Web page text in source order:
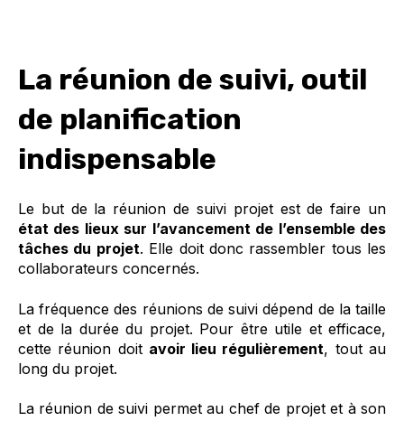
La réunion de suivi, outil
de planification
indispensable
Le but de la réunion de suivi projet est de faire un
état des lieux sur l’avancement de l’ensemble des
tâches du projet. Elle doit donc rassembler tous les
collaborateurs concernés.
La fréquence des réunions de suivi dépend de la taille
et de la durée du projet. Pour être utile et efficace,
cette réunion doit avoir lieu régulièrement, tout au
long du projet.
La réunion de suivi permet au chef de projet et à son